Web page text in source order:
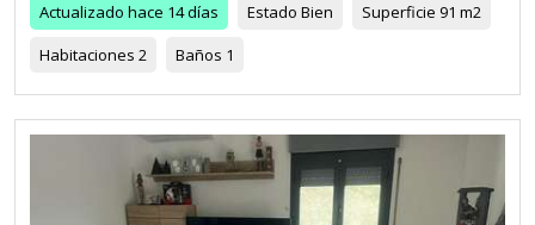
Actualizado hace 14 días Estado Bien Superficie 91 m2
Habitaciones 2 Baños 1